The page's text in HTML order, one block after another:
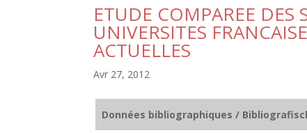
ETUDE COMPAREE DES
UNIVERSITES
ACTUELLES
Avr 27, 2012
Données bibliographiques /